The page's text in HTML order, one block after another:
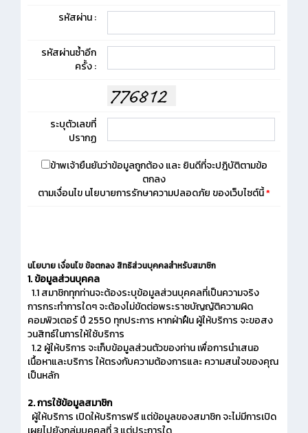
รหัสผ่าน :
รหัสผ่านซ้ำอีก
ครั้ง :
ระบุตัวเลขที่
ปรากฏ
ข้าพเจ้ายืนยันว่าข้อมูลถูกต้อง และ ยินดีที่จะปฎิบัติตามข้อ
ตกลง
ตามเงื่อนไข นโยบายการรักษาความปลอดภัย ของเว็บไซต์นี้*
นโยบาย เงื่อนไข ข้อตกลง สิทธิส่วนบุคคลสำหรับสมาชิก
1. ข้อมูลส่วนบุคคล
1.1 สมาชิกทุกท่านจะต้องระบุข้อมูลส่วนบุคคลที่เป็นความจริง
การกระทำการใดๆ จะต้องไม่ขัดต่อพระราชบัญญัติความผิด
คอมพิวเตอร์ ปี 2550 ทุกประการ หากฝ่าฝืน ผู้ให้บริการ จะขอสง
วนสิทธ์ในการให้ใช้บริการ
1.2 ผู้ให้บริการ จะเก็บข้อมูลส่วนตัวของท่าน เพื่อการนำเสนอ
เนื้อหาและบริการ ให้ตรงกับความต้องการและ ความสนใจของคุณ
เป็นหลัก
2. การใช้ข้อมูลสมาชิก
ผู้ให้บริการ เปิดให้บริการฟรี แต่ข้อมูลของสมาชิก จะไม่มีการเปิด